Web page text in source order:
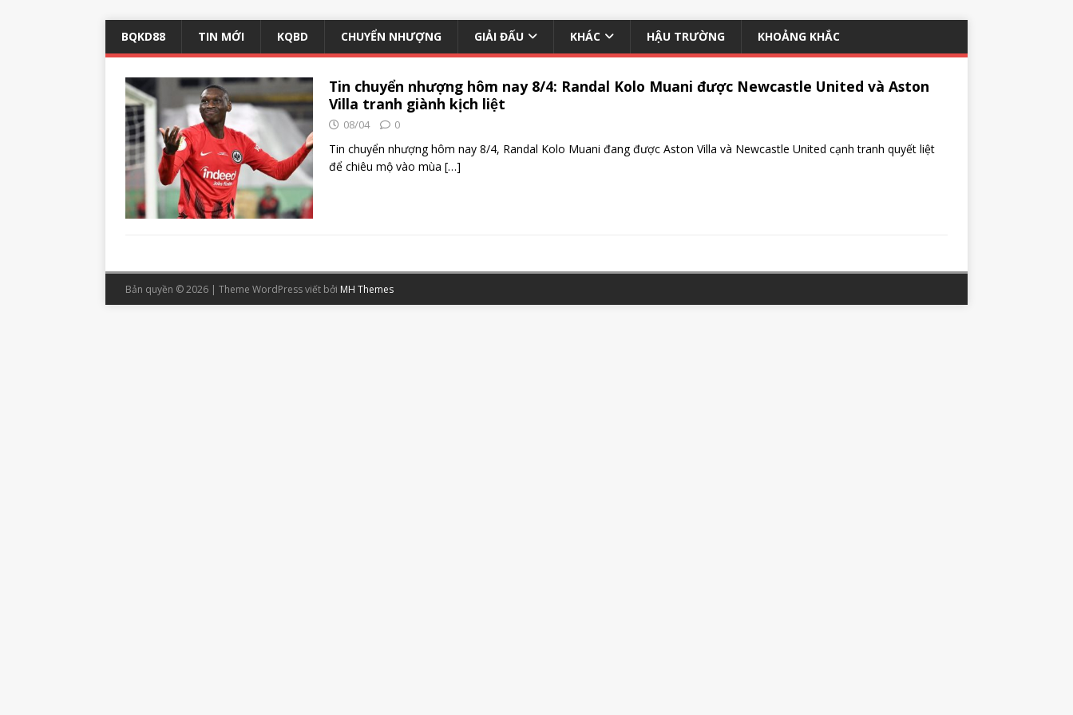
BQKD88 TIN MỚI KQBD CHUYỂN NHƯỢNG GIẢI ĐẤU KHÁC HẬU TRƯỜNG KHOẢNG KHẮC
Tin chuyển nhượng hôm nay 8/4: Randal Kolo Muani được Newcastle United và Aston
Villa tranh giành kịch liệt
08/04 0
Tin chuyển nhượng hôm nay 8/4, Randal Kolo Muani đang được Aston Villa và Newcastle United cạnh tranh quyết liệt
để chiêu mộ vào mùa […]
Bản quyền © 2026 | Theme WordPress viết bởi MH Themes